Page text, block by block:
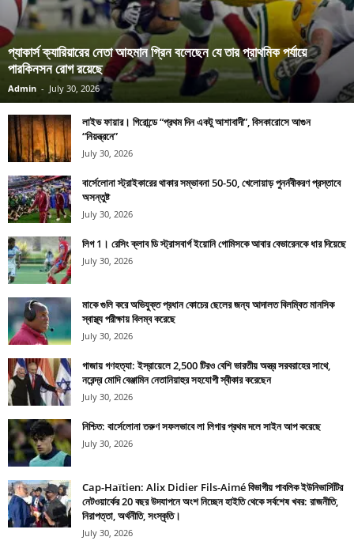
প্যাকার্স ক্যারিয়ারের নেতা আহমান গ্রিন বলেছেন যে তার প্রাথমিক পর্যায়ে
পারকিনসন রোগ রয়েছে
Admin - July 30, 2026
লাইভ ফায়ার। গিরোন্ডে “প্রথম দিন একটু আশাবাদী”, বিসকারোসে আগুন
“নিয়ন্ত্রনে”
July 30, 2026
বার্সেলোনা স্ট্রাইকারের থাকার সম্ভাবনা 50-50, খেলোয়াড় পুনর্নবীকরণ প্রস্তাবে
অসন্তুষ্ট
July 30, 2026
লিগ 1। রেসিং ক্লাব ডি স্ট্রাসবার্গ ইয়োনি গোমিসকে আবার বেভারেনকে ধার দিয়েছে
July 30, 2026
মাকে গুলি করে অভিযুক্ত প্রধান কোচের ছেলের জন্য আদালত বিলম্বিত মানসিক
স্বাস্থ্য পরীক্ষায় বিলম্ব করেছে
July 30, 2026
গাজায় গণহত্যা: ইস্রায়েলে 2,500 টিরও বেশি ভারতীয় অস্ত্র সরবরাহের সাথে,
নরেন্দ্র মোদি বেঞ্জামিন নেতানিয়াহুর সহযোগী স্বীকার করেছেন
July 30, 2026
নিশ্চিত: বার্সেলোনা তরুণ সফলভাবে লা লিগার প্রথম দলে সাইন আপ করেছে
July 30, 2026
Cap-Haïtien: Alix Didier Fils-Aimé বিভাগীয় পাবলিক ইউনিভার্সিটির
নেটওয়ার্কের 20 বছর উদযাপনে অংশ নিচ্ছেন হাইতি থেকে সর্বশেষ খবর: রাজনীতি,
নিরাপত্তা, অর্থনীতি, সংস্কৃতি।
July 30, 2026